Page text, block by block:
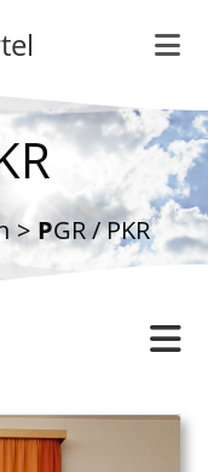
> PGR / PKR